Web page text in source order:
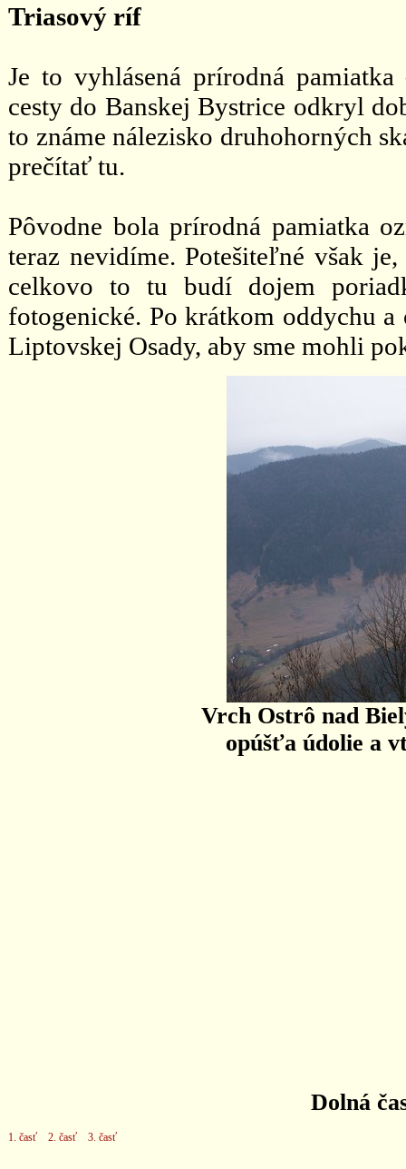
Triasový ríf
Je to vyhlásená prírodná
cesty do Banskej Bystrice odkryl
to známe nálezisko druhohorných
prečítať tu.
Pôvodne bola prírodná pamiatka
teraz nevidíme. Potešiteľné však
celkovo to tu budí dojem
fotogenické. Po krátkom oddychu a
Liptovskej Osady, aby sme mohli
Vrch Ostrô nad
opúšťa údolie a
Dolná
1. časť 2. časť 3. časť